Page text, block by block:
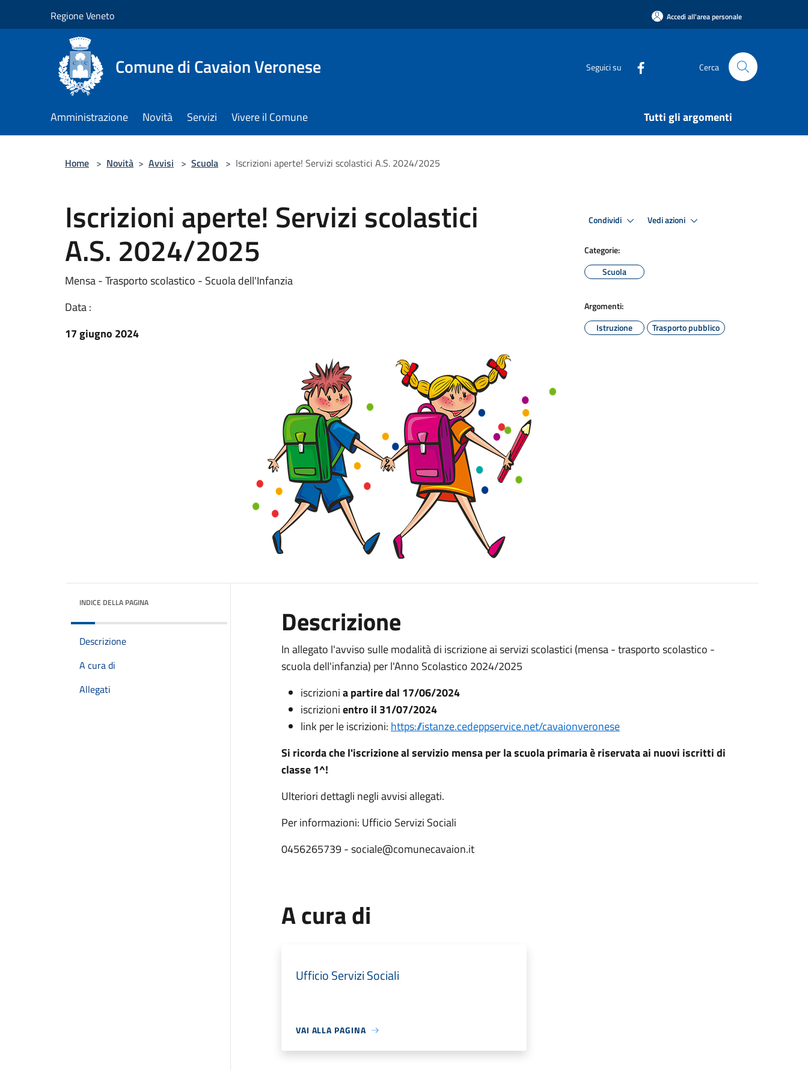
Regione Veneto Accedi all'area personale
Comune di Cavaion Veronese Seguici su Cerca
Amministrazione Novità Servizi Vivere il Comune Tutti gli argomenti
Home > Novità > Avvisi > Scuola > Iscrizioni aperte! Servizi scolastici A.S. 2024/2025
Iscrizioni aperte! Servizi scolastici
A.S. 2024/2025
Mensa - Trasporto scolastico - Scuola dell'Infanzia
Data :
17 giugno 2024
Condividi Vedi azioni
Categorie:
Scuola
Argomenti:
Istruzione
Trasporto pubblico
INDICE DELLA PAGINA
Descrizione
A cura di
Allegati
Descrizione
In allegato l'avviso sulle modalità di iscrizione ai servizi scolastici (mensa - trasporto scolastico -
scuola dell'infanzia) per l'Anno Scolastico 2024/2025
iscrizionia partire dal 17/06/2024
iscrizionientro il 31/07/2024
link per le iscrizioni: https://istanze.cedeppservice.net/cavaionveronese
Si ricorda che l'iscrizione al servizio mensa per la scuola primaria è riservata ai nuovi iscritti di
classe 1^!
Ulteriori dettagli negli avvisi allegati.
Per informazioni: Ufficio Servizi Sociali
0456265739 - sociale@comunecavaion.it
A cura di
Ufficio Servizi Sociali
VAI ALLA PAGINA